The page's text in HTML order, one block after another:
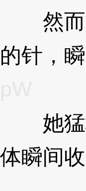
然而，
的针，
她猛
体瞬间